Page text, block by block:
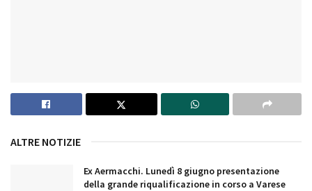
ALTRE NOTIZIE
Ex Aermacchi. Lunedì 8 giugno presentazione
della grande riqualificazione in corso a Varese